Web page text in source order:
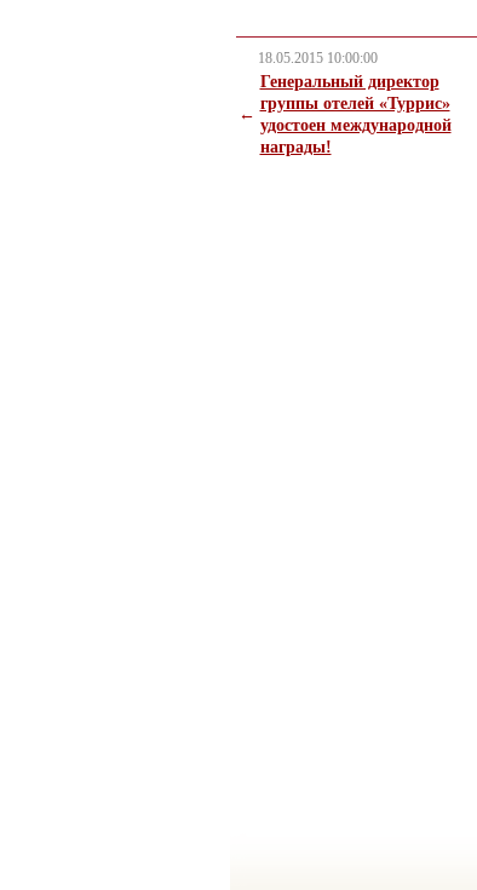
18.05.2015 10:00:00
←
Генеральный директор
группы отелей «Туррис»
удостоен международной
награды!